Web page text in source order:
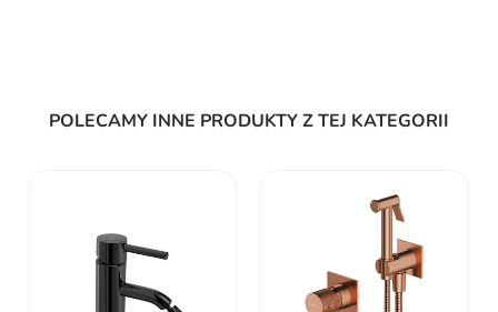
POLECAMY INNE PRODUKTY Z TEJ KATEGORII